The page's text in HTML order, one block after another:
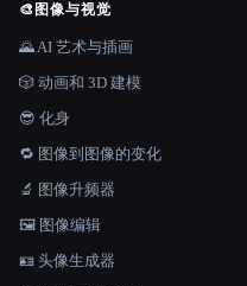
🎨 图像与视觉
🌄 AI 艺术与插画
🎲 动画和 3D 建模
😎 化身
🔁 图像到图像的变化
🔬 图像升频器
🖼️ 图像编辑
🪪 头像生成器